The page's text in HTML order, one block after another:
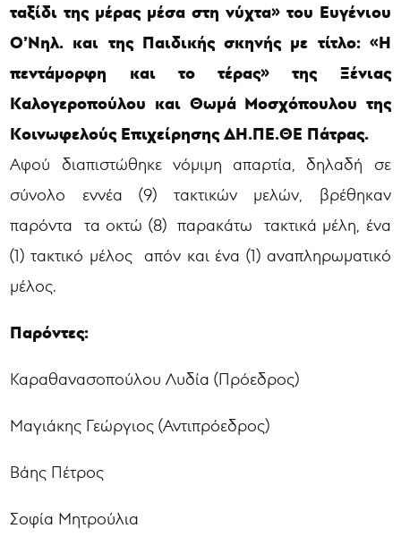
ταξίδι της μέρας μέσα στη νύχτα» του Ευγένιου
Ο’Νηλ. και της Παιδικής σκηνής με τίτλο: «Η
πεντάμορφη και το τέρας» της Ξένιας
Καλογεροπούλου και Θωμά Μοσχόπουλου της
Κοινωφελούς Επιχείρησης ΔΗ.ΠΕ.ΘΕ Πάτρας.
Αφού διαπιστώθηκε νόμιμη απαρτία, δηλαδή σε
σύνολο εννέα (9) τακτικών μελών, βρέθηκαν
παρόντα τα οκτώ (8) παρακάτω τακτικά μέλη, ένα
(1) τακτικό μέλος απόν και ένα (1) αναπληρωματικό
μέλος.
Παρόντες:
Καραθανασοπούλου Λυδία (Πρόεδρος)
Μαγιάκης Γεώργιος (Αντιπρόεδρος)
Βάης Πέτρος
Σοφία Μητρούλια